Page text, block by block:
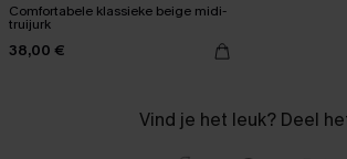
Comfortabele klassieke beige midi-
truijurk
38,00 €
Vind je het leuk? Deel